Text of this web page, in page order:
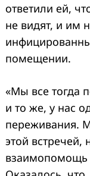
ответили ей,
не видят, и им
помещении.
«Мы все тогда
и то же, у нас
переживания.
этой
взаимопомощь